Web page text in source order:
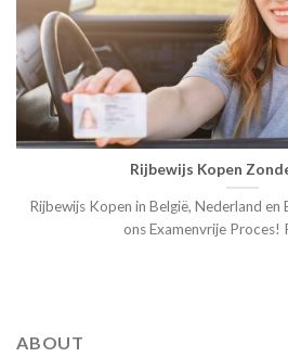
Rijbewijs Kopen
Rijbewijs Kopen in België, Nederland
ons Examenvrije Proces!
ABOUT